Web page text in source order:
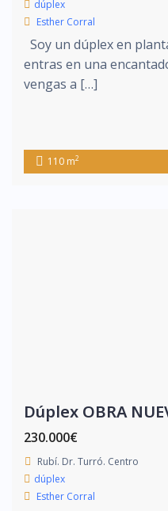
dúplex
Esther Corral
Soy un dúplex en
entras en una
vengas a […]
110 m2
Dúplex OBRA
230.000€
Rubí. Dr. Turró. Centro
dúplex
Esther Corral